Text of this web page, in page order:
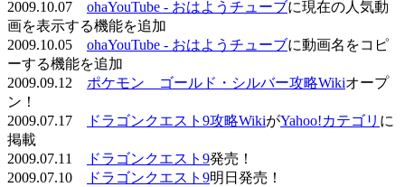
2009.10.07 ohaYouTube - おはようチューブに現在の人気動
画を表示する機能を追加
2009.10.05 ohaYouTube - おはようチューブに動画名をコピ
ーする機能を追加
2009.09.12 ポケモン ゴールド・シルバー攻略Wikiオープ
ン！
2009.07.17
ドラゴンクエスト9攻略WikiがYahoo!カテゴリ に
掲載
2009.07.11
ドラゴンクエスト9発売！
2009.07.10
ドラゴンクエスト9明日発売！